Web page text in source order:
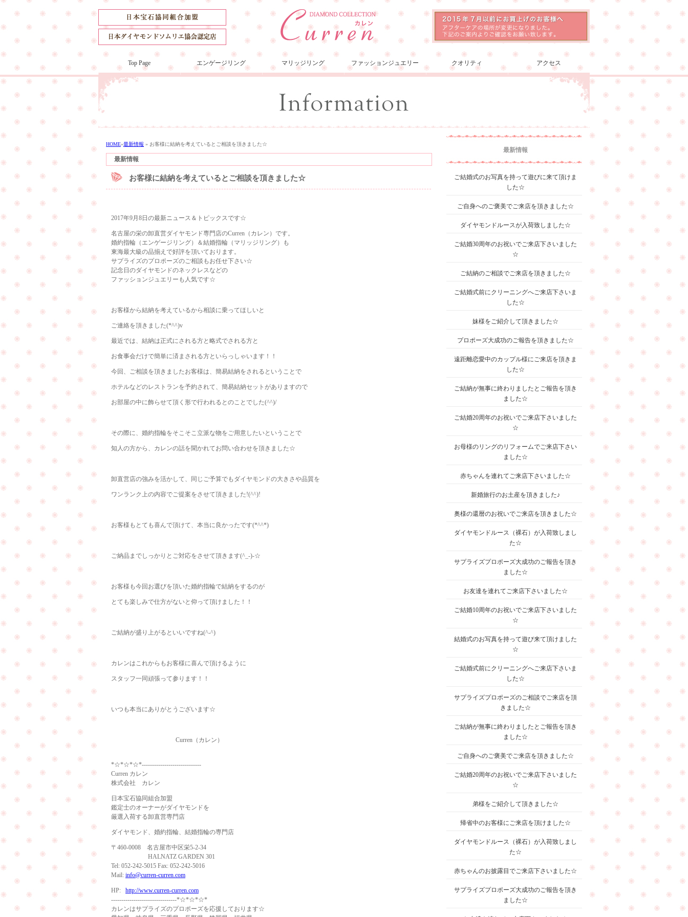
Top Page エンゲージリング マリッジリング ファッションジュエリー クオリティ アクセス
HOME»最新情報 » お客様に結納を考えているとご相談を頂きました☆
最新情報
お客様に結納を考えているとご相談を頂きました☆
2017年9月8日の最新ニュース＆トピックスです☆
名古屋の栄の卸直営ダイヤモンド専門店のCurren（カレン）です。
婚約指輪（エンゲージリング）＆結婚指輪（マリッジリング）も
東海最大級の品揃えで好評を頂いております。
サプライズのプロポーズのご相談もお任せ下さい☆
記念日のダイヤモンドのネックレスなどの
ファッションジュエリーも人気です☆
お客様から結納を考えているから相談に乗ってほしいと
ご連絡を頂きました(*^^)v
最近では、結納は正式にされる方と略式でされる方と
お食事会だけで簡単に済まされる方といらっしゃいます！！
今回、ご相談を頂きましたお客様は、簡易結納をされるということで
ホテルなどのレストランを予約されて、簡易結納セットがありますので
お部屋の中に飾らせて頂く形で行われるとのことでした(^^)/
その際に、婚約指輪をそこそこ立派な物をご用意したいということで
知人の方から、カレンの話を聞かれてお問い合わせを頂きました☆
卸直営店の強みを活かして、同じご予算でもダイヤモンドの大きさや品質を
ワンランク上の内容でご提案をさせて頂きました!(^^)!
お客様もとても喜んで頂けて、本当に良かったです(*^^*)
ご納品までしっかりとご対応をさせて頂きます(^_-)-☆
お客様も今回お選びを頂いた婚約指輪で結納をするのが
とても楽しみで仕方がないと仰って頂けました！！
ご結納が盛り上がるといいですね(^-^)
カレンはこれからもお客様に喜んで頂けるように
スタッフ一同頑張って参ります！！
いつも本当にありがとうございます☆
Curren（カレン）
*☆*☆*☆*-----------------------------
Curren カレン
株式会社 カレン
日本宝石協同組合加盟
鑑定士のオーナーがダイヤモンドを
厳選入荷する卸直営専門店
ダイヤモンド、婚約指輪、結婚指輪の専門店
〒460-0008 名古屋市中区栄5-2-34
HALNATZ GARDEN 301
Tel: 052-242-5015 Fax: 052-242-5016
Mail: info@curren-curren.com
HP: http://www.curren-curren.com
--------------------------------*☆*☆*☆*
カレンはサプライズのプロポーズを応援しております☆
最新情報
ご結婚式のお写真を持って遊びに来て頂けま
した☆
ご自身へのご褒美でご来店を頂きました☆
ダイヤモンドルースが入荷致しました☆
ご結婚30周年のお祝いでご来店下さいました
☆
ご結納のご相談でご来店を頂きました☆
ご結婚式前にクリーニングへご来店下さいま
した☆
妹様をご紹介して頂きました☆
プロポーズ大成功のご報告を頂きました☆
遠距離恋愛中のカップル様にご来店を頂きま
した☆
ご結納が無事に終わりましたとご報告を頂き
ました☆
ご結婚20周年のお祝いでご来店下さいました
☆
お母様のリングのリフォームでご来店下さい
ました☆
赤ちゃんを連れてご来店下さいました☆
新婚旅行のお土産を頂きました♪
奥様の還暦のお祝いでご来店を頂きました☆
ダイヤモンドルース（裸石）が入荷致しまし
た☆
サプライズプロポーズ大成功のご報告を頂き
ました☆
お友達を連れてご来店下さいました☆
ご結婚10周年のお祝いでご来店下さいました
☆
結婚式のお写真を持って遊び来て頂けました
☆
ご結婚式前にクリーニングへご来店下さいま
した☆
サプライズプロポーズのご相談でご来店を頂
きました☆
ご結納が無事に終わりましたとご報告を頂き
ました☆
ご自身へのご褒美でご来店を頂きました☆
ご結婚20周年のお祝いでご来店下さいました
☆
弟様をご紹介して頂きました☆
帰省中のお客様にご来店を頂けました☆
ダイヤモンドルース（裸石）が入荷致しまし
た☆
赤ちゃんのお披露目でご来店下さいました☆
サプライズプロポーズ大成功のご報告を頂き
ました☆